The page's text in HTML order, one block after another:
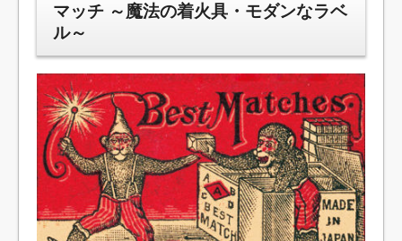
マッチ ～魔法の着火具・モダンなラベ
ル～